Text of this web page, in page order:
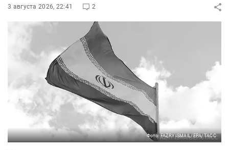
3 августа 2026, 22:41 2
Фото: FAZRY ISMAIL/EPA/ТАСС